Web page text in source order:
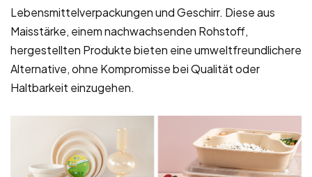
Lebensmittelverpackungen und Geschirr. Diese aus
Maisstärke, einem nachwachsenden Rohstoff,
hergestellten Produkte bieten eine umweltfreundlichere
Alternative, ohne Kompromisse bei Qualität oder
Haltbarkeit einzugehen.